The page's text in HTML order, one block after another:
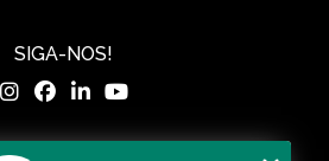
SIGA-NOS!